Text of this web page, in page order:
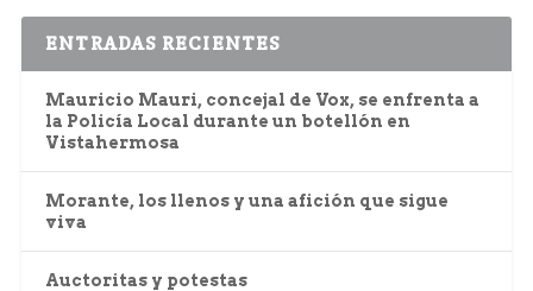
ENTRADAS RECIENTES
Mauricio Mauri, concejal de Vox, se enfrenta a
la Policía Local durante un botellón en
Vistahermosa
Morante, los llenos y una afición que sigue
viva
Auctoritas y potestas